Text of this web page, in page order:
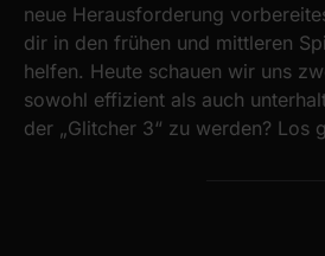
neue Herausforderung
dir in den frühen und mittleren
helfen. Heute schauen wir uns
sowohl effizient als auch
der „Glitcher 3“ zu werden? Los